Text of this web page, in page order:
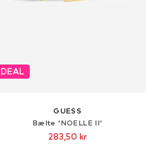
DEAL
GUESS
Bælte 'NOELLE II'
283,50 kr